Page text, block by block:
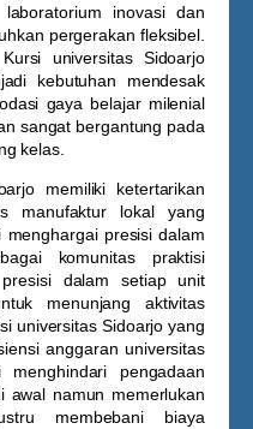
inovasi dan
pergerakan fleksibel.
Kursi universitas Sidoarjo
kebutuhan mendesak
gaya belajar milenial
sangat bergantung pada
kelas.
memiliki ketertarikan
manufaktur lokal yang
presisi dalam
komunitas praktisi
dalam setiap unit
menunjang aktivitas
universitas Sidoarjo yang
anggaran universitas
pengadaan
awal namun memerlukan
membebani biaya